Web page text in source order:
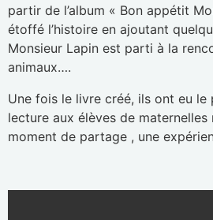
partir de l’album « Bon appétit
étoffé l’histoire en ajoutant
Monsieur Lapin est parti à la
animaux….
Une fois le livre créé, ils ont eu le
lecture aux élèves de maternelles
moment de partage , une